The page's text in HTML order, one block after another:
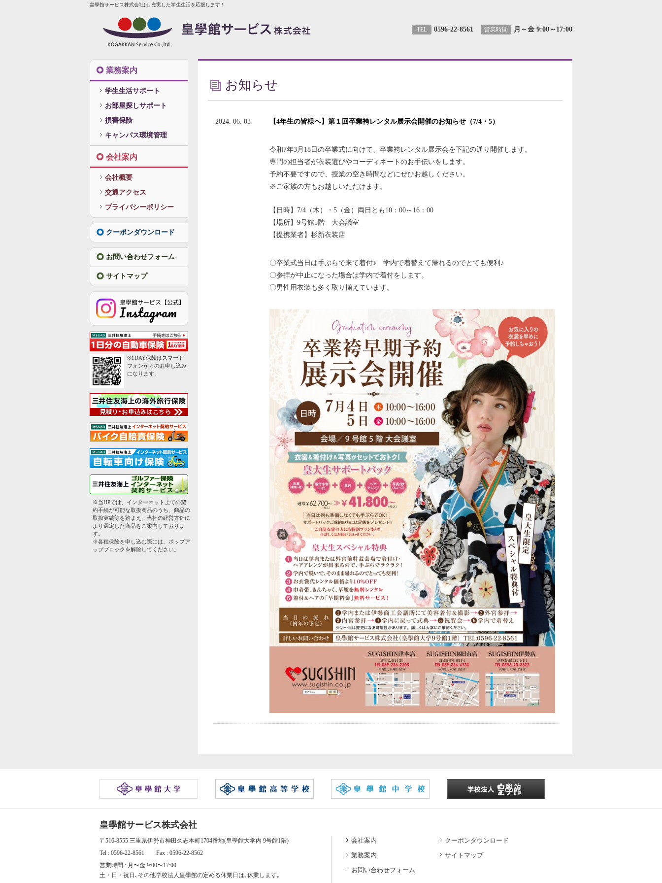
皇學館サービス株式会社は､充実した学生生活を応援します！
TEL 0596-22-8561 営業時間 月～金 9:00～17:00
業務案内
学生生活サポート
お部屋探しサポート
損害保険
キャンパス環境管理
会社案内
会社概要
交通アクセス
プライバシーポリシー
クーポンダウンロード
お問い合わせフォーム
サイトマップ
※1DAY保険はスマート
フォンからのお申し込み
になります。
※当HPでは、インターネット上での契
約手続が可能な取扱商品のうち、商品の
取扱実績等を踏まえ、当社の経営方針に
より選定した商品をご案内しておりま
す。
※各種保険を申し込む際には、ポップア
ップブロックを解除してください。
お知らせ
2024. 06. 03 【4年生の皆様へ】第１回卒業袴レンタル展示会開催のお知らせ（7/4・5）
令和7年3月18日の卒業式に向けて、卒業袴レンタル展示会を下記の通り開催します。
専門の担当者が衣装選びやコーディネートのお手伝いをします。
予約不要ですので、授業の空き時間などにぜひお越しください。
※ご家族の方もお越しいただけます。
【日時】7/4（木）・5（金）両日とも10：00～16：00
【場所】9号館5階 大会議室
【提携業者】杉新衣装店
〇卒業式当日は手ぶらで来て着付♪ 学内で着替えて帰れるのでとても便利♪
〇参拝が中止になった場合は学内で着付をします。
〇男性用衣装も多く取り揃えています。
皇學館サービス株式会社
〒516-8555 三重県伊勢市神田久志本町1704番地(皇學館大学内 9号館1階)
Tel : 0596-22-8561 Fax : 0596-22-8562
営業時間 : 月〜金 9:00〜17:00
土・日・祝日､その他学校法人皇學館の定める休業日は､休業します｡
会社案内
業務案内
お問い合わせフォーム
クーポンダウンロード
サイトマップ